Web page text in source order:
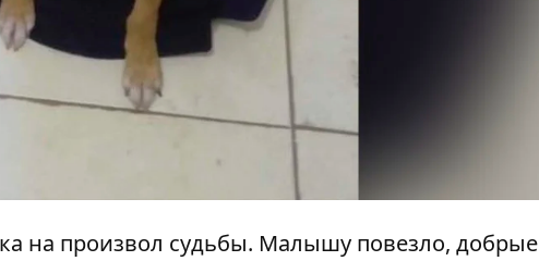
на произвол судьбы. Малышу повезло, добрые